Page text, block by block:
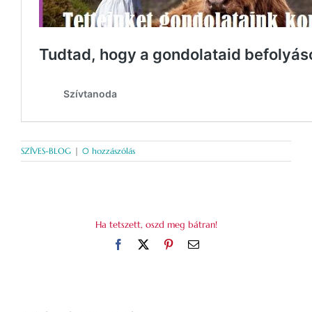
SZÍVES-BLOG | 0 hozzászólás
Ha tetszett, oszd meg bátran!
Facebook PinterestEmail: